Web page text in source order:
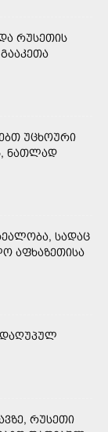
ᲠᲣᲡᲔᲗᲘᲡ
ᲣᲪᲮᲝᲣᲠᲘ
ᲜᲐᲗᲚᲐᲓ
ᲡᲐᲓᲐᲪ
ᲐᲤᲮᲐᲖᲔᲗᲘᲡᲐ
ᲓᲐᲦᲣᲞᲣᲚ
ᲠᲣᲡᲔᲗᲘ